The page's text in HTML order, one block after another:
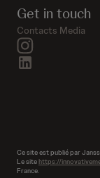
Get in touch
Contacts Media
Ce site est publié par
Le sitehttps://
France.